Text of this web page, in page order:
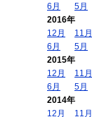
6月
5月
2016年
12月
11月
6月
5月
2015年
12月
11月
6月
5月
2014年
12月
11月